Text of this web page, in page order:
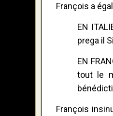
François a
EN
prega il
EN
tout le
François